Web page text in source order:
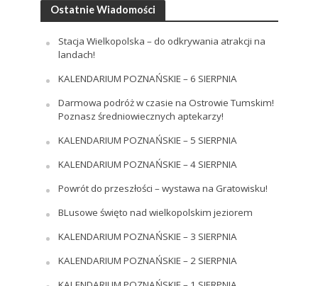
Ostatnie Wiadomości
Stacja Wielkopolska – do odkrywania atrakcji na
landach!
KALENDARIUM POZNAŃSKIE – 6 SIERPNIA
Darmowa podróż w czasie na Ostrowie Tumskim!
Poznasz średniowiecznych aptekarzy!
KALENDARIUM POZNAŃSKIE – 5 SIERPNIA
KALENDARIUM POZNAŃSKIE – 4 SIERPNIA
Powrót do przeszłości – wystawa na Gratowisku!
BLusowe święto nad wielkopolskim jeziorem
KALENDARIUM POZNAŃSKIE – 3 SIERPNIA
KALENDARIUM POZNAŃSKIE – 2 SIERPNIA